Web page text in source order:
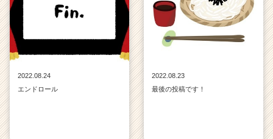
2022.08.24
エンドロール
2022.08.23
最後の投稿です！